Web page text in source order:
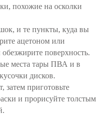
похожие на осколки
и те пункты, куда вы
ацетоном или
поверхность.
места тары ПВА и в
дисков.
затем приготовьте
и прорисуйте толстым